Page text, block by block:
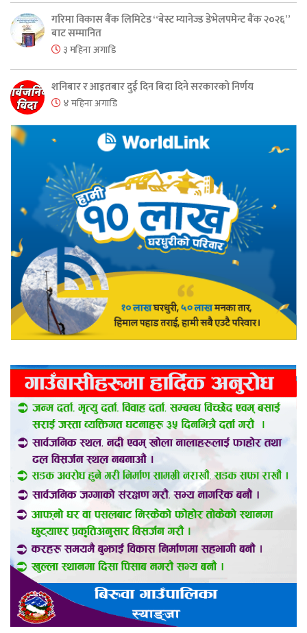
गरिमा विकास बैंक लिमिटेड “बेस्ट म्यानेज्ड डेभेलपमेन्ट बैंक २०२६”
बाट सम्मानित
३ महिना अगाडि
शनिबार र आइतबार दुई दिन बिदा दिने सरकारको निर्णय
४ महिना अगाडि